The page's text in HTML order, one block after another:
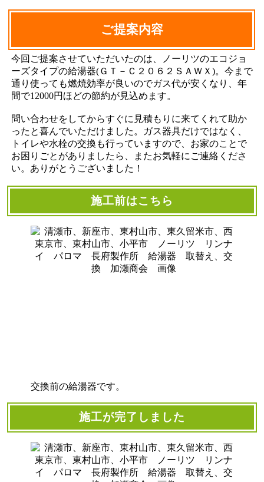
ご提案内容
今回ご提案させていただいたのは、ノーリツのエコジョ
ーズタイプの給湯器(ＧＴ－Ｃ２０６２ＳＡＷＸ)。今まで
通り使っても燃焼効率が良いのでガス代が安くなり、年
間で12000円ほどの節約が見込めます。
問い合わせをしてからすぐに見積もりに来てくれて助か
ったと喜んでいただけました。ガス器具だけではなく、
トイレや水栓の交換も行っていますので、お家のことで
お困りごとがありましたら、またお気軽にご連絡くださ
い。ありがとうございました！
施工前はこちら
交換前の給湯器です。
施工が完了しました